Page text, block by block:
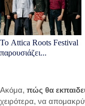
Το Attica Roots Festival
παρουσιάζει...
Ακόμα, πώς θα
χειρότερα, να